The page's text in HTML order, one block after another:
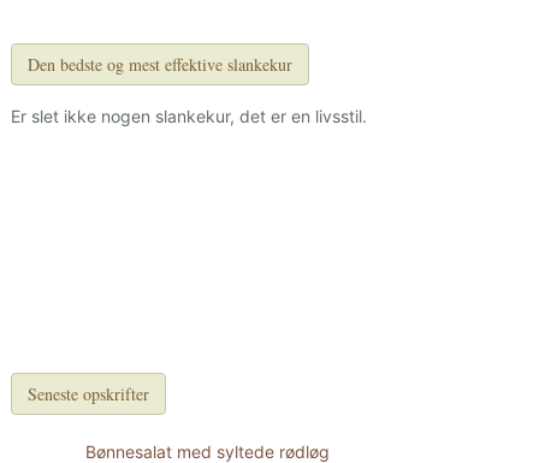
Den bedste og mest effektive slankekur
Er slet ikke nogen slankekur, det er en livsstil.
Seneste opskrifter
Bønnesalat med syltede rødløg